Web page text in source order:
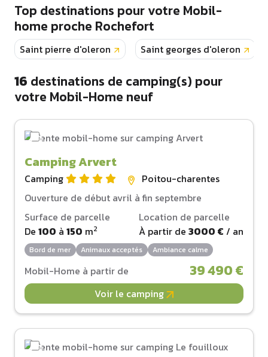
Top destinations pour votre Mobil-
home proche Rochefort
Saint pierre d'oleron Saint georges d'oleron
16 destinations de camping(s) pour
votre Mobil-Home neuf
Camping Arvert
Camping
Poitou-charentes
Ouverture de début avril à fin septembre
Surface de parcelle
De 100 à 150 m2
Location de parcelle
À partir de 3000 € / an
Bord de mer Animaux acceptés Ambiance calme
Mobil-Home à partir de 39 490 €
Voir le camping